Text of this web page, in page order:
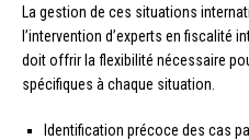
La gestion de ces situations
l’intervention d’experts en fiscalité
doit offrir la flexibilité nécessaire
spécifiques à chaque situation.
Identification précoce des cas